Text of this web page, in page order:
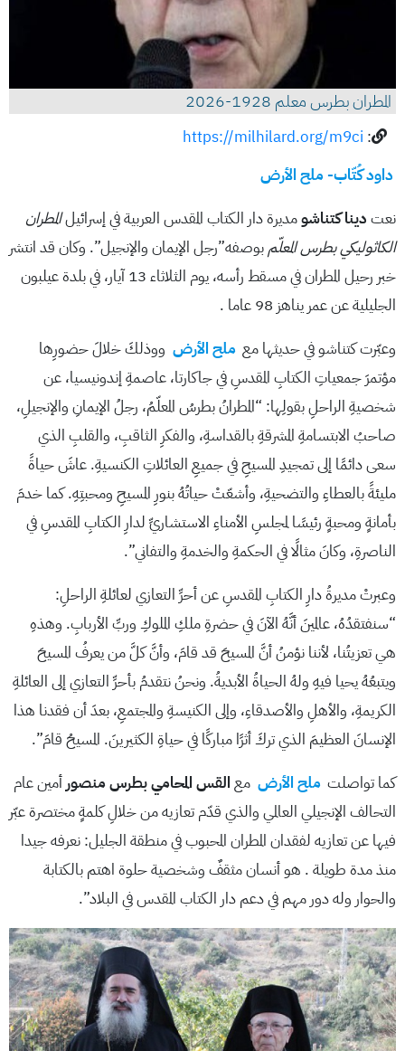
المطران بطرس معلم 1928-2026
:
https://milhilard.org/m9ci
داود كُتّاب- ملح الأرض
نعت دينا كتناشومديرة دار الكتاب المقدس العربية في إسرائيلالمطران
الكاثوليكي بطرس المعلّمبوصفه”رجل الإيمان والإنجيل”. وكان قد انتشر
خبر رحيل المطران في مسقط رأسه، يوم الثلاثاء 13 آيار، في بلدة عيلبون
الجليلية عن عمر يناهز 98 عاما .
وعبّرت كتناشو في حديثها مع ملح الأرض ووذلكَ خلالَ حضورِها
مؤتمرَ جمعياتِ الكتابِ المقدسِ في جاكارتا، عاصمةِ إندونيسيا، عن
شخصيةِ الراحلِ بقولِها: “المطرانُ بطرسُ المعلّمُ، رجلُ الإيمانِ والإنجيلِ،
صاحبُ الابتسامةِ المشرقةِ بالقداسةِ، والفكرِ الثاقبِ، والقلبِ الذي
سعى دائمًا إلى تمجيدِ المسيحِ في جميعِ العائلاتِ الكنسيةِ. عاشَ حياةً
مليئةً بالعطاءِ والتضحيةِ، وأشعّتْ حياتُهُ بنورِ المسيحِ ومحبتِهِ. كما خدمَ
بأمانةٍ ومحبةٍ رئيسًا لمجلسِ الأمناءِ الاستشاريِّ لدارِ الكتابِ المقدسِ في
الناصرةِ، وكانَ مثالًا في الحكمةِ والخدمةِ والتفاني”.
وعبرتْ مديرةُ دارِ الكتابِ المقدسِ عن أحرِّ التعازي لعائلةِ الراحلِ:
“سنفتقدُهُ، عالمينَ أنَّهُ الآنَ في حضرةِ ملكِ الملوكِ وربِّ الأربابِ. وهذهِ
هي تعزيتُنا، لأننا نؤمنُ أنَّ المسيحَ قد قامَ، وأنَّ كلَّ من يعرفُ المسيحَ
ويتبعُهُ يحيا فيهِ ولهُ الحياةُ الأبديةُ. ونحنُ نتقدمُ بأحرِّ التعازي إلى العائلةِ
الكريمةِ، والأهلِ والأصدقاءِ، وإلى الكنيسةِ والمجتمعِ، بعدَ أن فقدنا هذا
الإنسانَ العظيمَ الذي تركَ أثرًا مباركًا في حياةِ الكثيرينَ. المسيحُ قامَ”.
كما تواصلت ملح الأرض مع القس المحامي بطرس منصور أمين عام
التحالف الإنجيلي العالمي والذي قدّم تعازيه من خلالِ كلمةٍ مختصرة عبّر
فيها عن تعازيه لفقدان المطران المحبوب في منطقة الجليل: نعرفه جيدا
منذ مدة طويلة . هو أنسان مثقفٌ وشخصية حلوة اهتم بالكتابة
والحوار وله دور مهم في دعم دار الكتاب المقدس في البلاد”.